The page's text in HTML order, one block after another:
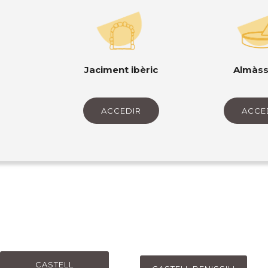
Jaciment ibèric
ACCEDIR
CASTELL